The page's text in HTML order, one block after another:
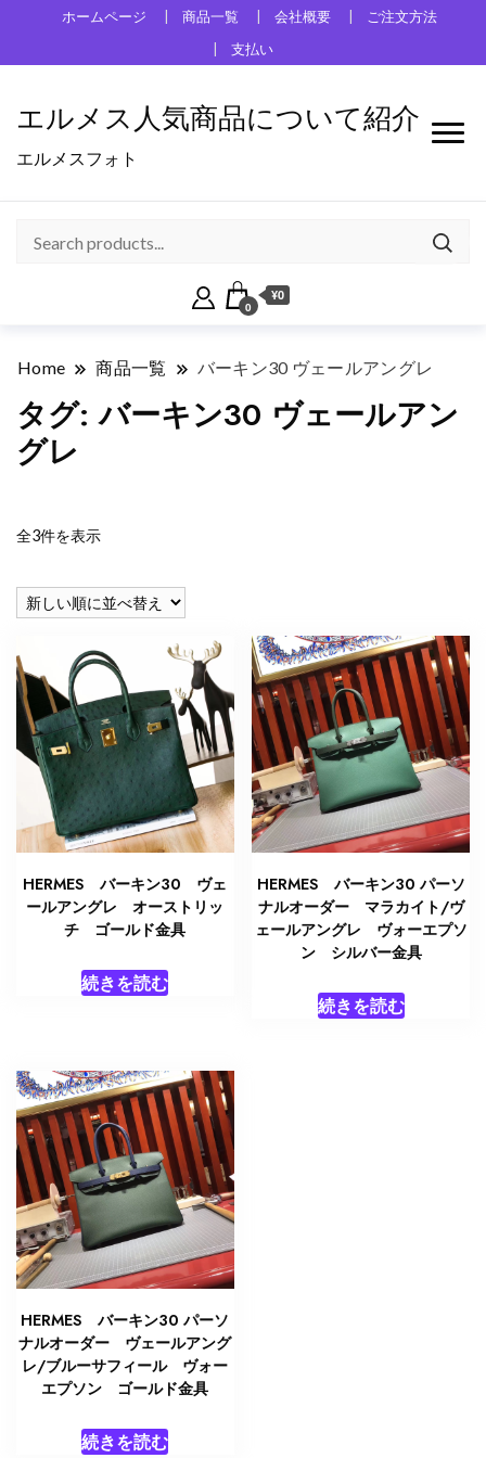
ホームページ 商品一覧 会社概要
ご注文方法
支払い
エルメス人気商品について紹介
エルメスフォト
0
¥0
Home 商品一覧 バーキン30 ヴェールアングレ
タグ:バーキン30 ヴェールアン
グレ
全3件を表示新
い
順
HERMES バーキン30 ヴェ
ールアングレ オーストリッ
チ ゴールド金具
続きを読む
HERMES バーキン30 パーソ
ナルオーダー マラカイト/ヴ
ェールアングレ ヴォーエプソ
ン シルバー金具
続きを読む
HERMES バーキン30 パーソ
ナルオーダー ヴェールアング
レ/ブルーサフィール ヴォー
エプソン ゴールド金具
続きを読む